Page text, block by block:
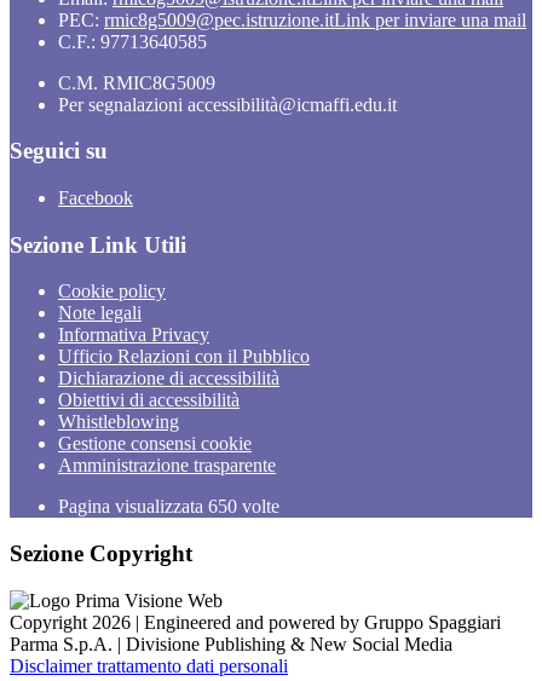
PEC: rmic8g5009@pec.istruzione.itLink per inviare una mail
C.F.: 97713640585
C.M. RMIC8G5009
Per segnalazioni accessibilità@icmaffi.edu.it
Seguici su
Facebook
Sezione Link Utili
Cookie policy
Note legali
Informativa Privacy
Ufficio Relazioni con il Pubblico
Dichiarazione di accessibilità
Obiettivi di accessibilità
Whistleblowing
Gestione consensi cookie
Amministrazione trasparente
Pagina visualizzata 650 volte
Sezione Copyright
Copyright 2026 | Engineered and powered by Gruppo Spaggiari
Parma S.p.A. | Divisione Publishing & New Social Media
Disclaimer trattamento dati personali